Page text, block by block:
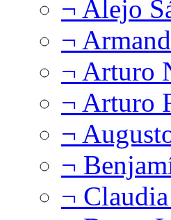
¬ Alejo
¬
¬ Arturo
¬ Arturo
¬
¬
¬